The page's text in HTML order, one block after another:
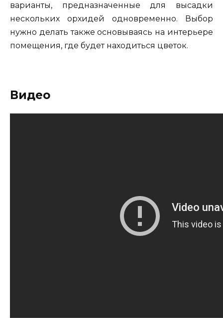
варианты, предназначенные для высадки
нескольких орхидей одновременно. Выбор
нужно делать также основываясь на интерьере
помещения, где будет находиться цветок.
Видео